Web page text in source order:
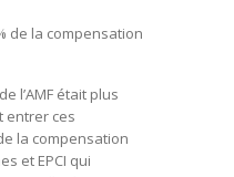
de la compensation
l’AMF était plus
entrer ces
la compensation
et EPCI qui